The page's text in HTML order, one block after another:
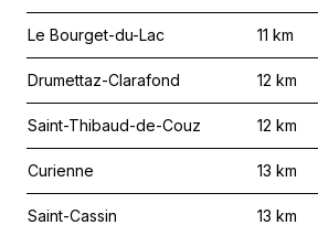
Le Bourget-du-Lac 11 km
Drumettaz-Clarafond 12 km
Saint-Thibaud-de-Couz 12 km
Curienne 13 km
Saint-Cassin 13 km